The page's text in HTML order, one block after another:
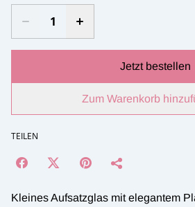
Jetzt bestellen
Zum Warenkorb
TEILEN
Kleines Aufsatzglas mit elegantem